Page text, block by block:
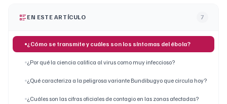
EN ESTE ARTÍCULO 7
¿Cómo se transmite y cuáles son los síntomas del ébola?
¿Por qué la ciencia califica al virus como muy infeccioso?
¿Qué caracteriza a la peligrosa variante Bundibugyo que circula hoy?
¿Cuáles son las cifras oficiales de contagio en las zonas afectadas?